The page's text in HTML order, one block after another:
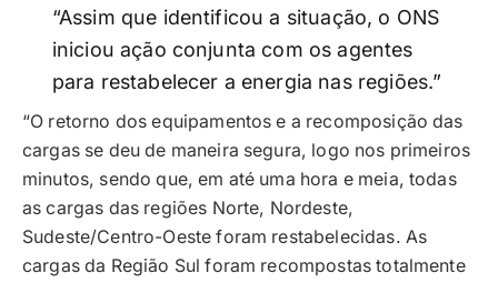
“Assim que identificou a situação, o ONS
iniciou ação conjunta com os agentes
para restabelecer a energia nas regiões.”
“O retorno dos equipamentos e a recomposição das
cargas se deu de maneira segura, logo nos primeiros
minutos, sendo que, em até uma hora e meia, todas
as cargas das regiões Norte, Nordeste,
Sudeste/Centro-Oeste foram restabelecidas. As
cargas da Região Sul foram recompostas totalmente